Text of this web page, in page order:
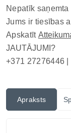
Nepatīk saņemta
Jums ir tiesības
Apskatīt
JAUTĀJUMI?
+371 27276446 |
Apraksts